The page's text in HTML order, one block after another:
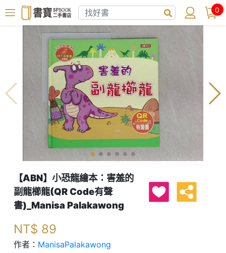
0
【ABN】小恐龍繪本：害羞的
副龍櫛龍(QR Code有聲
書)_Manisa Palakawong
NT$ 89
作者： ManisaPalakawong